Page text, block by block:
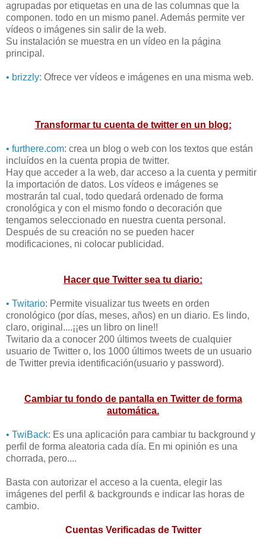
agrupadas por etiquetas en una de las columnas que la
componen. todo en un mismo panel. Además permite ver
vídeos o imágenes sin salir de la web.
Su instalación se muestra en un vídeo en la página
principal.
• brizzly: Ofrece ver vídeos e imágenes en una misma web.
Transformar tu cuenta de twitter en un blog:
• furthere.com: crea un blog o web con los textos que están
incluídos en la cuenta propia de twitter.
Hay que acceder a la web, dar acceso a la cuenta y permitir
la importación de datos. Los vídeos e imágenes se
mostrarán tal cual, todo quedará ordenado de forma
cronológica y con el mismo fondo o decoración que
tengamos seleccionado en nuestra cuenta personal.
Después de su creación no se pueden hacer
modificaciones, ni colocar publicidad.
Hacer que Twitter sea tu diario:
• Twitario: Permite visualizar tus tweets en orden
cronológico (por días, meses, años) en un diario. Es lindo,
claro, original....¡¡es un libro on line!!
Twitario da a conocer 200 últimos tweets de cualquier
usuario de Twitter o, los 1000 últimos tweets de un usuario
de Twitter previa identificación(usuario y password).
Cambiar tu fondo de pantalla en Twitter de forma
automática.
• TwiBack: Es una aplicación para cambiar tu background y
perfil de forma aleatoria cada día. En mi opinión es una
chorrada, pero....
Basta con autorizar el acceso a la cuenta, elegir las
imágenes del perfil & backgrounds e indicar las horas de
cambio.
Cuentas Verificadas de Twitter